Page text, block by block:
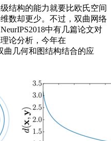
构的能力就要比欧氏空间
数却更少。不过，双曲网络
中有几篇论文对
论分析，今年在
曲几何和图结构结合的应